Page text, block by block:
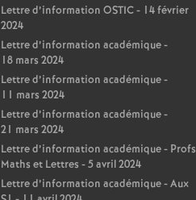
Lettre d’information OSTIC - 14 février
2024
Lettre d’information académique -
18 mars 2024
Lettre d’information académique -
11 mars 2024
Lettre d’information académique -
21 mars 2024
Lettre d’information académique - Profs
Maths et Lettres - 5 avril 2024
Lettre d’information académique - Aux